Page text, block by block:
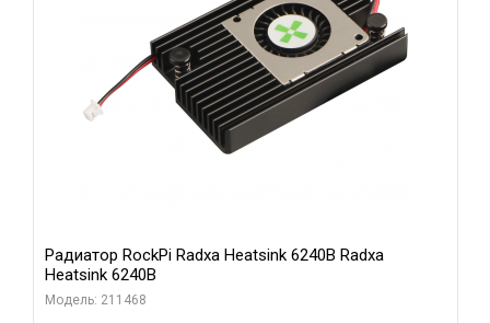
Радиатор RockPi Radxa Heatsink 6240B Radxa
Heatsink 6240B
Модель: 211468